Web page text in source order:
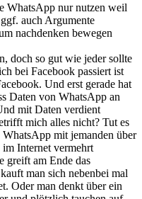
WhatsApp nur nutzen weil
auch Argumente
nachdenken bewegen
doch so gut wie jeder sollte
bei Facebook passiert ist
Und erst gerade hat
Daten von WhatsApp an
mit Daten verdient
mich alles nicht? Tut es
mit jemanden über
Internet vermehrt
greift am Ende das
man sich nebenbei mal
Oder man denkt über ein